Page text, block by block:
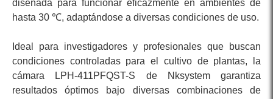
diseñada para funcionar eficazmente en ambientes de
hasta 30 ℃, adaptándose a diversas condiciones de uso.
Ideal para investigadores y profesionales que buscan
condiciones controladas para el cultivo de plantas, la
cámara LPH-411PFQST-S de Nksystem garantiza
resultados óptimos bajo diversas combinaciones de